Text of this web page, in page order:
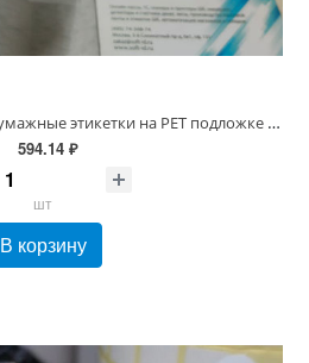
Полуглянец 20*20/10000 Бумажные этикетки на PET подложке Честный знак (20х20 Полуглянец PET подложка). вт 40/76
594.14 ₽
шт
В корзину